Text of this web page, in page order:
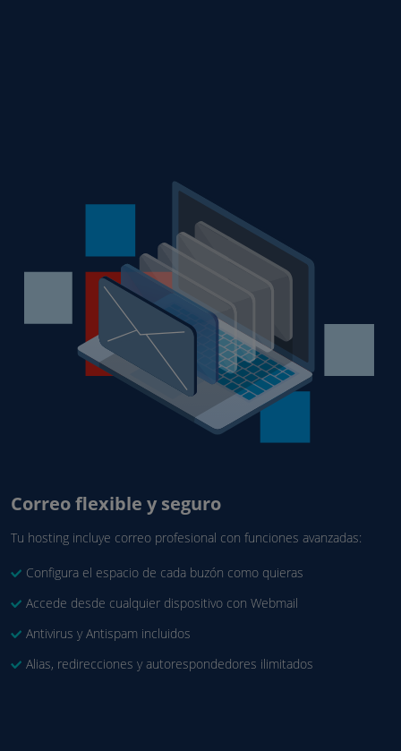
Correo flexible y seguro
Tu hosting incluye correo profesional con funciones avanzadas:
Configura el espacio de cada buzón como quieras
Accede desde cualquier dispositivo con Webmail
Antivirus y Antispam incluidos
Alias, redirecciones y autorespondedores ilimitados